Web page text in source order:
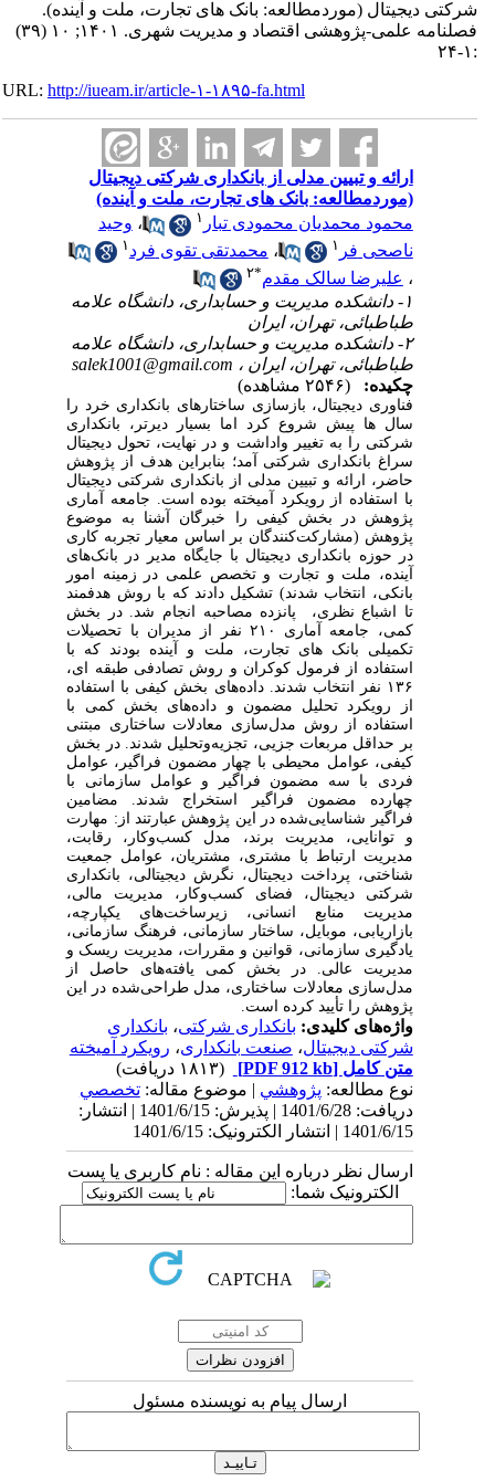
شرکتی دیجیتال (موردمطالعه: بانک های تجارت، ملت و آینده).
فصلنامه علمی-پژوهشی اقتصاد و مدیریت شهری. ۱۴۰۱; ۱۰ (۳۹)
URL:http://iueam.ir/article-۱-۱۸۹۵-fa.html
ارائه و تبیین مدلی از بانکداری شرکتی دیجیتال
(موردمطالعه: بانک های تجارت، ملت و آینده)
محمود محمدیان محمودی ‎تبار
۱ ،وحید
ناصحی ‎فر
۱ ،محمدتقی تقوی ‎فرد
علیرضا سالک ‎مقدم ۲
۱- دانشکده مدیریت و حسابداری، دانشگاه علامه
طباطبائی، تهران، ایران
۲- دانشکده مدیریت و حسابداری، دانشگاه علامه
طباطبائی، تهران، ایران ، salek1001@gmail.com
چکیده:
فناوری دیجیتال، بازسازی ساختارهای بانکداری خرد را
سال ها پیش شروع کرد اما بسیار دیرتر، بانکداری
شرکتی را به تغییر واداشت و در نهایت، تحول دیجیتال
سراغ بانکداری شرکتی آمد؛ بنابراین هدف از پژوهش
حاضر، ارائه و تبیین مدلی از بانکداری شرکتی دیجیتال
با استفاده از رویکرد آمیخته بوده است. جامعه آماری
پژوهش در بخش کیفی را خبرگان آشنا به موضوع
پژوهش (مشارکت‌کنندگان بر اساس معیار تجربه کاری
در حوزه بانکداری دیجیتال با جایگاه مدیر در بانک‌های
آینده، ملت و تجارت و تخصص علمی در زمینه امور
بانکی، انتخاب شدند) تشکیل دادند که با روش هدفمند
تا اشباع نظری، پانزده مصاحبه انجام شد. در بخش
کمی، جامعه آماری ۲۱۰ نفر از مدیران با تحصیلات
تکمیلی بانک های تجارت، ملت و آینده بودند که با
استفاده از فرمول کوکران و روش تصادفی طبقه ای،
۱۳۶ نفر انتخاب شدند. داده‌های بخش کیفی با استفاده
از رویکرد تحلیل مضمون و داده‌های بخش کمی با
استفاده از روش مدل‌سازی معادلات ساختاری مبتنی
بر حداقل مربعات جزیی، تجزیه‌وتحلیل شدند. در بخش
کیفی، عوامل محیطی با چهار مضمون فراگیر، عوامل
فردی با سه مضمون فراگیر و عوامل سازمانی با
چهارده مضمون فراگیر استخراج شدند. مضامین
فراگیر شناسایی‌شده در این پژوهش عبارتند از: مهارت
و توانایی، مدیریت برند، مدل کسب‌وکار، رقابت،
مدیریت ارتباط با مشتری، مشتریان، عوامل جمعیت
شناختی، پرداخت دیجیتال، نگرش دیجیتالی، بانکداری
شرکتی دیجیتال، فضای کسب‌وکار، مدیریت مالی،
مدیریت منابع انسانی، زیرساخت‌های یکپارچه،
بازاریابی، موبایل، ساختار سازمانی، فرهنگ ‌سازمانی،
یادگیری سازمانی، قوانین و مقررات، مدیریت ریسک و
مدیریت عالی. در بخش کمی یافته‌های حاصل از
مدل‌سازی معادلات ساختاری، مدل طراحی‌شده در این
پژوهش را تأیید کرده است.
واژه‌های کلیدی:بانکداری شرکتی،بانکداری
شرکتی دیجیتال،صنعت بانکداری،رویکرد آمیخته
متن کامل[PDF 912 kb]
نوع مطالعه:پژوهشي| موضوع مقاله:تخصصي
دریافت: 1401/6/28 | پذیرش: 1401/6/15 | انتشار:
1401/6/15 | انتشار الکترونیک: 1401/6/15
ارسال نظر درباره این مقاله : نام کاربری یا پست
الکترونیک شما:
ارسال پیام به نویسنده مسئول